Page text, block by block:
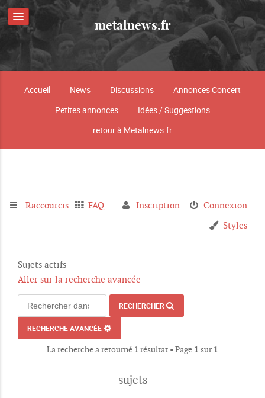
metalnews.fr
Accueil News Discussions
Annonces Concert
Petites annonces
Idées / Suggestions
retour à Metalnews.fr
Raccourcis FAQ Connexion
Inscription
Styles
Sujets actifs
Aller sur la recherche avancée
RECHERCHER
RECHERCHE AVANCÉE
La recherche a retourné 1 résultat • Page 1 sur1
sujets